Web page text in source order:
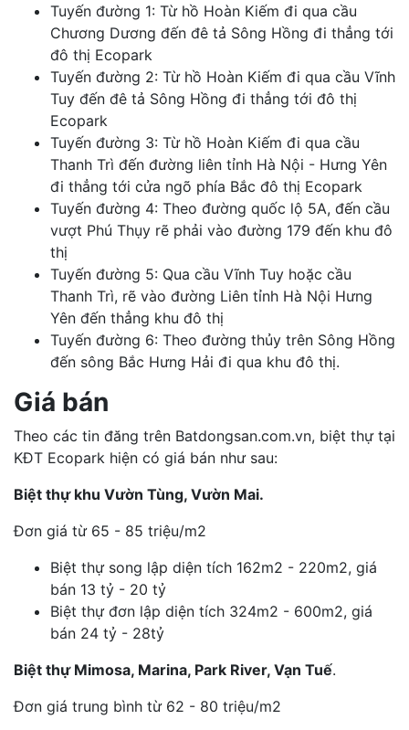
Tuyến đường 1: Từ hồ Hoàn Kiếm đi qua cầu
Chương Dương đến đê tả Sông Hồng đi thẳng tới
đô thị Ecopark
Tuyến đường 2: Từ hồ Hoàn Kiếm đi qua cầu Vĩnh
Tuy đến đê tả Sông Hồng đi thẳng tới đô thị
Ecopark
Tuyến đường 3: Từ hồ Hoàn Kiếm đi qua cầu
Thanh Trì đến đường liên tỉnh Hà Nội - Hưng Yên
đi thẳng tới cửa ngõ phía Bắc đô thị Ecopark
Tuyến đường 4: Theo đường quốc lộ 5A, đến cầu
vượt Phú Thụy rẽ phải vào đường 179 đến khu đô
thị
Tuyến đường 5: Qua cầu Vĩnh Tuy hoặc cầu
Thanh Trì, rẽ vào đường Liên tỉnh Hà Nội Hưng
Yên đến thẳng khu đô thị
Tuyến đường 6: Theo đường thủy trên Sông Hồng
đến sông Bắc Hưng Hải đi qua khu đô thị.
Giá bán
Theo các tin đăng trên Batdongsan.com.vn, biệt thự tại
KĐT Ecopark hiện có giá bán như sau:
Biệt thự khu Vườn Tùng, Vườn Mai.
Đơn giá từ 65 - 85 triệu/m2
Biệt thự song lập diện tích 162m2 - 220m2, giá
bán 13 tỷ - 20 tỷ
Biệt thự đơn lập diện tích 324m2 - 600m2, giá
bán 24 tỷ - 28tỷ
Biệt thự Mimosa, Marina, Park River, Vạn Tuế.
Đơn giá trung bình từ 62 - 80 triệu/m2